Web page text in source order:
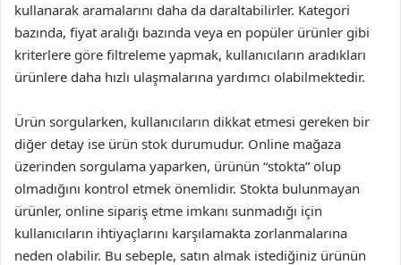
kullanarak aramalarını daha da daraltabilirler. Kategori
bazında, fiyat aralığı bazında veya en popüler ürünler gibi
kriterlere göre filtreleme yapmak, kullanıcıların aradıkları
ürünlere daha hızlı ulaşmalarına yardımcı olabilmektedir.
Ürün sorgularken, kullanıcıların dikkat etmesi gereken bir
diğer detay ise ürün stok durumudur. Online mağaza
üzerinden sorgulama yaparken, ürünün “stokta” olup
olmadığını kontrol etmek önemlidir. Stokta bulunmayan
ürünler, online sipariş etme imkanı sunmadığı için
kullanıcıların ihtiyaçlarını karşılamakta zorlanmalarına
neden olabilir. Bu sebeple, satın almak istediğiniz ürünün